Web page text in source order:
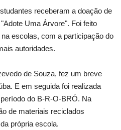
receberam a doação de
Uma Árvore". Foi feito
escolas, com a participação do
autoridades.
de Souza, fez um breve
E em seguida foi realizada
do B-R-O-BRÓ. Na
de materiais reciclados
própria escola.